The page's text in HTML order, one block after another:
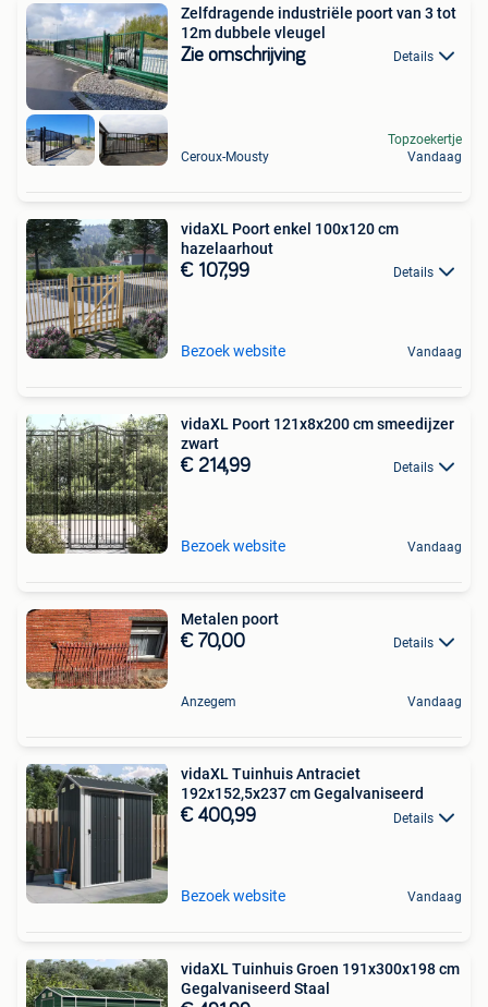
Zelfdragende industriële poort van 3 tot
12m dubbele vleugel
Zie omschrijving Details
Ceroux-Mousty
Topzoekertje
Vandaag
vidaXL Poort enkel 100x120 cm
hazelaarhout
€ 107,99 Details
Bezoek website Vandaag
vidaXL Poort 121x8x200 cm smeedijzer
zwart
€ 214,99 Details
Bezoek website Vandaag
Metalen poort
€ 70,00 Details
Anzegem Vandaag
vidaXL Tuinhuis Antraciet
192x152,5x237 cm Gegalvaniseerd
€ 400,99 Details
Bezoek website Vandaag
vidaXL Tuinhuis Groen 191x300x198 cm
Gegalvaniseerd Staal